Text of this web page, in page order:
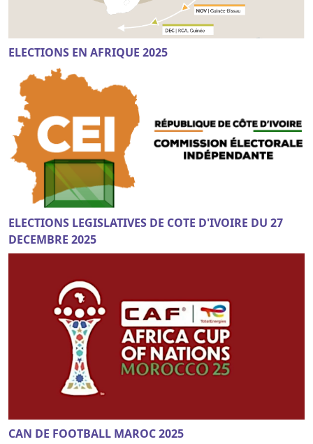
ELECTIONS EN AFRIQUE 2025
ELECTIONS LEGISLATIVES DE COTE D'IVOIRE DU 27
DECEMBRE 2025
CAN DE FOOTBALL MAROC 2025